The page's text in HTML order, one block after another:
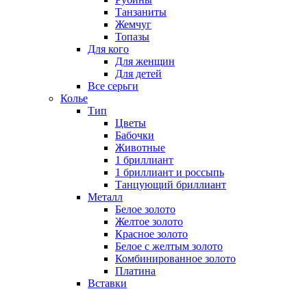
Танзаниты
Жемчуг
Топазы
Для кого
Для женщин
Для детей
Все серьги
Колье
Тип
Цветы
Бабочки
Животные
1 бриллиант
1 бриллиант и россыпь
Танцующий бриллиант
Металл
Белое золото
Желтое золото
Красное золото
Белое с желтым золото
Комбинированное золото
Платина
Вставки